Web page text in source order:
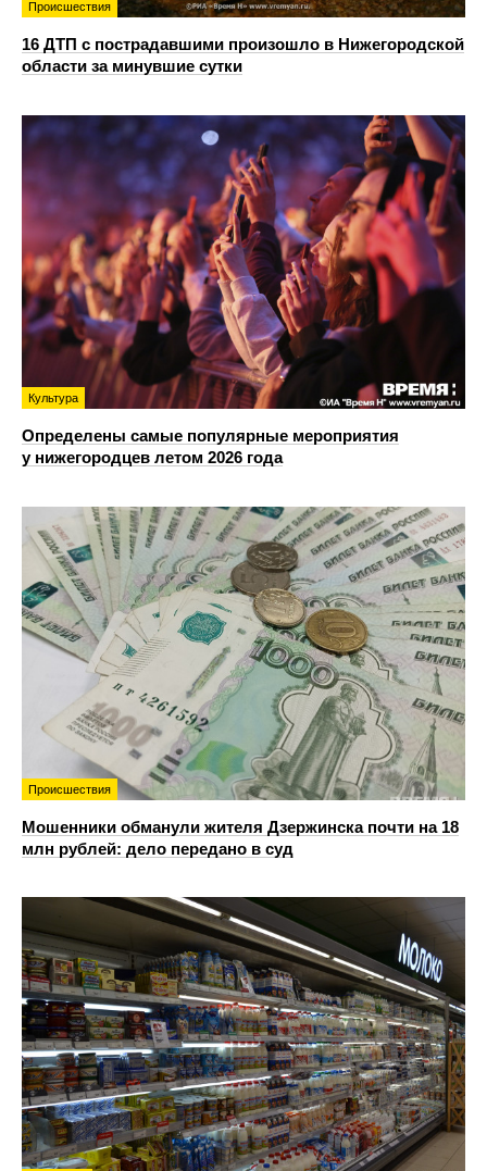
Происшествия
16 ДТП с пострадавшими произошло в Нижегородской
области за минувшие сутки
Культура
Определены самые популярные мероприятия
у нижегородцев летом 2026 года
Происшествия
Мошенники обманули жителя Дзержинска почти на 18
млн рублей: дело передано в суд